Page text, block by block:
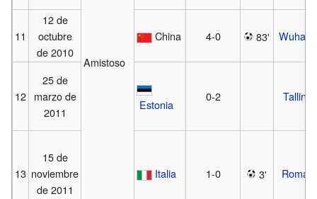
Amistoso
11
12 de
octubre
de 2010
China 4-0 83' Wuhan
12
25 de
marzo de
2011
Estonia
0-2 Tallin
13
15 de
noviembre
de 2011
Italia 1-0 3' Roma